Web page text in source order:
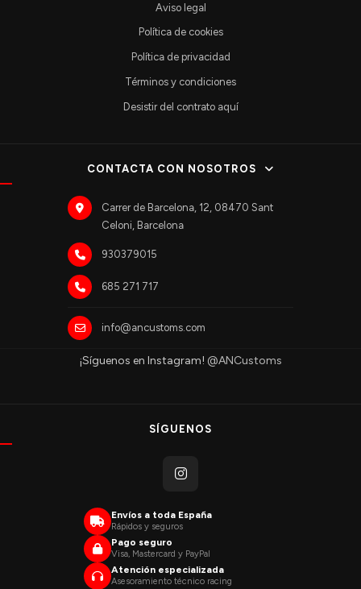
Aviso legal
Política de cookies
Política de privacidad
Términos y condiciones
Desistir del contrato aquí
CONTACTA CON NOSOTROS
Carrer de Barcelona, 12, 08470 Sant
Celoni, Barcelona
930379015
685 271 717
info@ancustoms.com
¡Síguenos en Instagram! @ANCustoms
SÍGUENOS
Envíos a toda España
Rápidos y seguros
Pago seguro
Visa, Mastercard y PayPal
Atención especializada
Asesoramiento técnico racing